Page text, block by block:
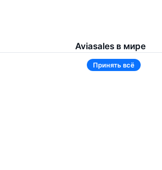
Aviasales в мире
Россия
Принять всё